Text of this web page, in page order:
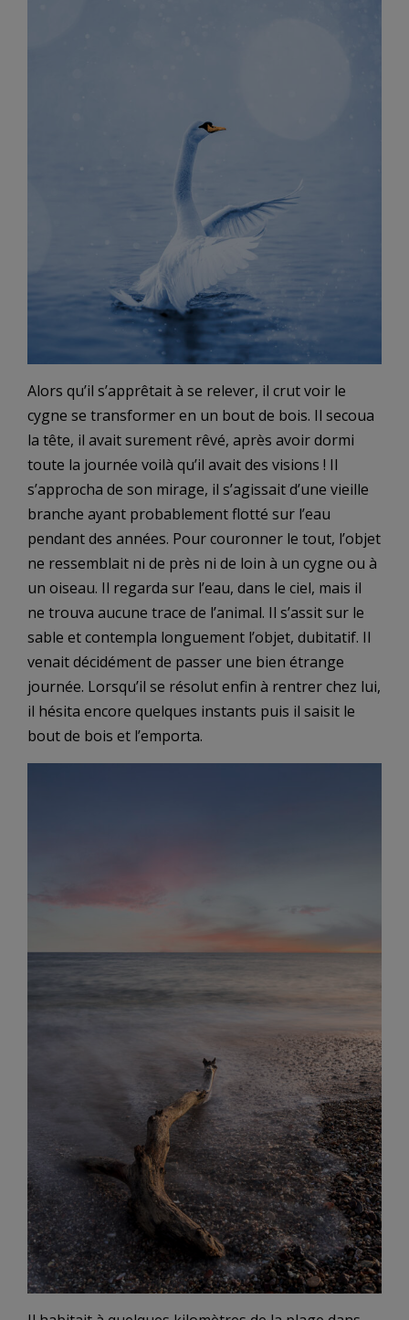
Alors qu’il s’apprêtait à se relever, il crut voir le
cygne se transformer en un bout de bois. Il secoua
la tête, il avait surement rêvé, après avoir dormi
toute la journée voilà qu’il avait des visions ! Il
s’approcha de son mirage, il s’agissait d’une vieille
branche ayant probablement flotté sur l’eau
pendant des années. Pour couronner le tout, l’objet
ne ressemblait ni de près ni de loin à un cygne ou à
un oiseau. Il regarda sur l’eau, dans le ciel, mais il
ne trouva aucune trace de l’animal. Il s’assit sur le
sable et contempla longuement l’objet, dubitatif. Il
venait décidément de passer une bien étrange
journée. Lorsqu’il se résolut enfin à rentrer chez lui,
il hésita encore quelques instants puis il saisit le
bout de bois et l’emporta.